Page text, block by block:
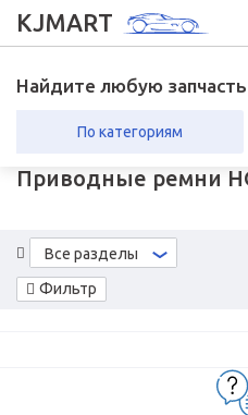
KJMART
Найдите любую
По категориям
Приводные ремни
Фильтр
Все разделы